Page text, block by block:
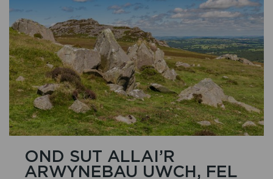
OND SUT ALLAI’R
ARWYNEBAU UWCH, FEL